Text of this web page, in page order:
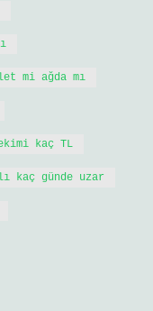
mi ağda mı
kaç TL
kaç günde uzar